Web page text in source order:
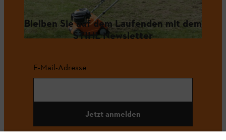
Bleiben Sie auf dem Laufenden mit dem
STIHL Newsletter
E-Mail-Adresse
Jetzt anmelden